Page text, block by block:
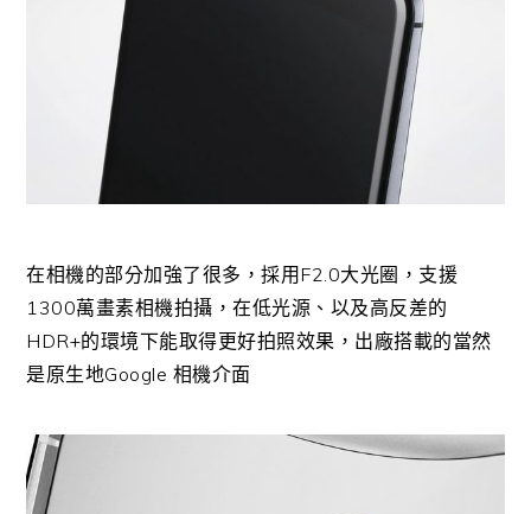
在相機的部分加強了很多，採用F2.0大光圈，支援
1300萬畫素相機拍攝，在低光源、以及高反差的
HDR+的環境下能取得更好拍照效果，出廠搭載的當然
是原生地Google 相機介面